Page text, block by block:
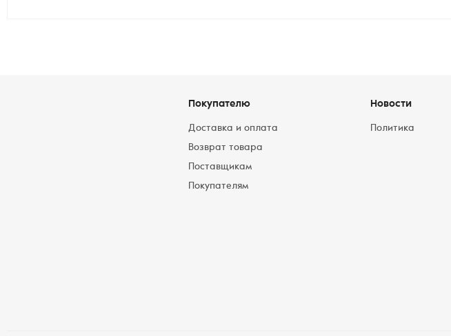
Покупателю
Доставка и оплата
Возврат товара
Поставщикам
Покупателям
Новости
Политика